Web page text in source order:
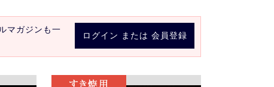
ログイン または 会員登録
マガジンも一